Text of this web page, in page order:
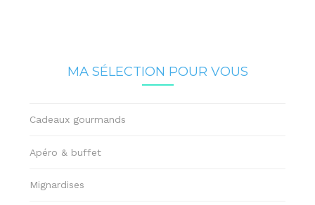
MA SÉLECTION POUR VOUS
Cadeaux gourmands
Apéro & buffet
Mignardises